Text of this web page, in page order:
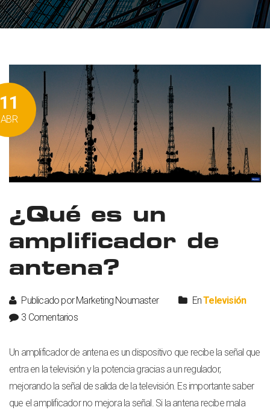
ABR
¿Qué es un
amplificador de
antena?
Publicado por Marketing Noumaster EnTelevisión
3 Comentarios
Un amplificador de antena es un dispositivo que recibe la señal que
entra en la televisión y la potencia gracias a un regulador,
mejorando la señal de salida de la televisión. Es importante saber
que el amplificador no mejora la señal. Si la antena recibe mala